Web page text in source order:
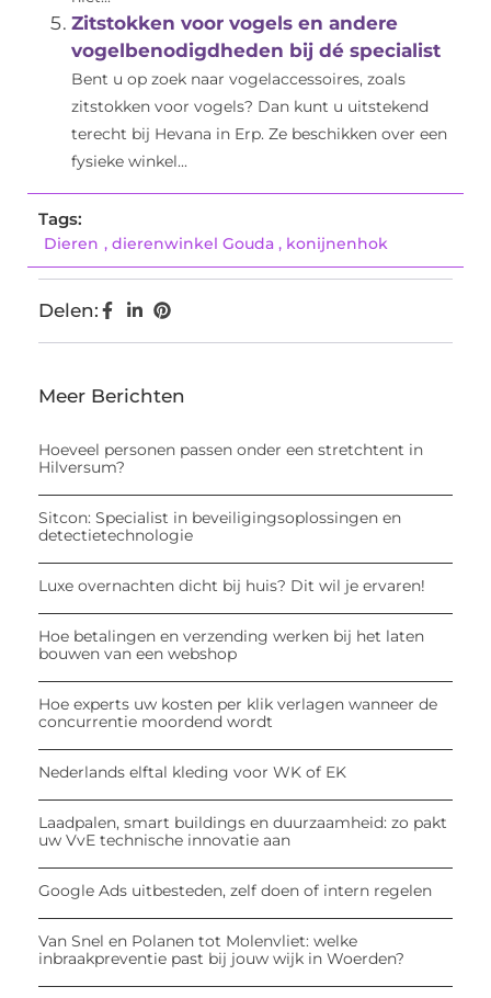
Zitstokken voor vogels en andere
vogelbenodigdheden bij dé specialist
Bent u op zoek naar vogelaccessoires, zoals
zitstokken voor vogels? Dan kunt u uitstekend
terecht bij Hevana in Erp. Ze beschikken over een
fysieke winkel...
Tags:
Dieren , dierenwinkel Gouda , konijnenhok
Delen:
Meer Berichten
Hoeveel personen passen onder een stretchtent in
Hilversum?
Sitcon: Specialist in beveiligingsoplossingen en
detectietechnologie
Luxe overnachten dicht bij huis? Dit wil je ervaren!
Hoe betalingen en verzending werken bij het laten
bouwen van een webshop
Hoe experts uw kosten per klik verlagen wanneer de
concurrentie moordend wordt
Nederlands elftal kleding voor WK of EK
Laadpalen, smart buildings en duurzaamheid: zo pakt
uw VvE technische innovatie aan
Google Ads uitbesteden, zelf doen of intern regelen
Van Snel en Polanen tot Molenvliet: welke
inbraakpreventie past bij jouw wijk in Woerden?